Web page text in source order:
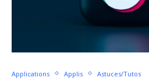
Applications Applis Astuces/Tutos